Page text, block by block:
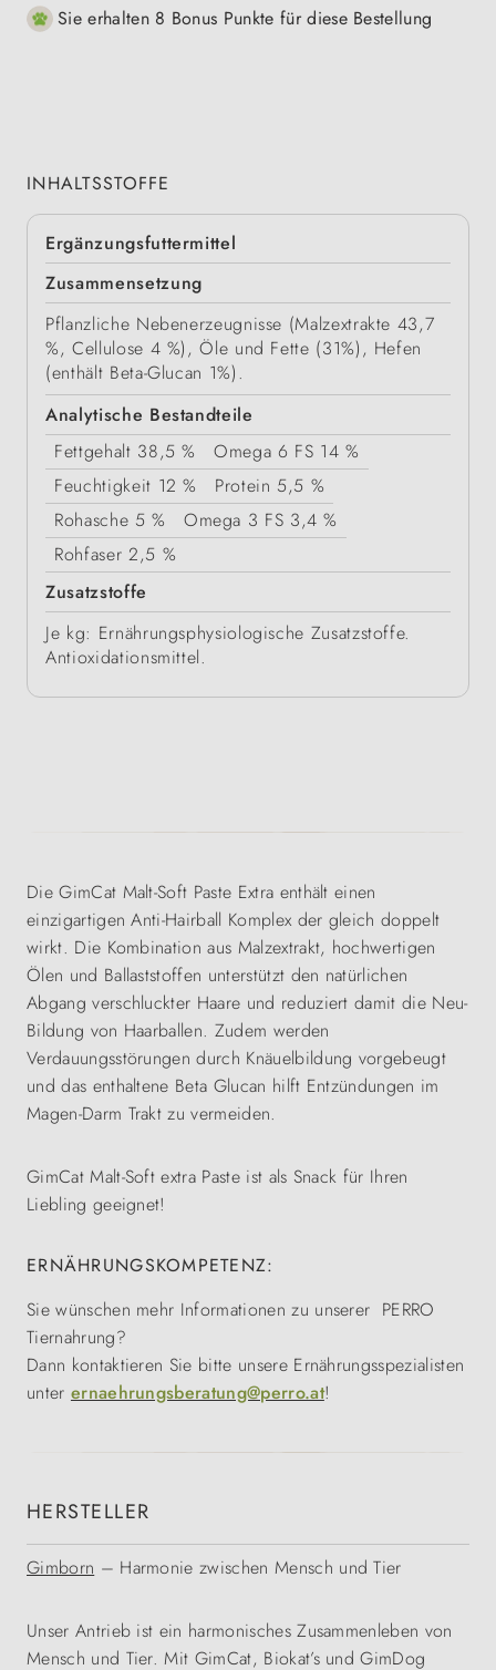
Sie erhalten 8 Bonus Punkte für diese Bestellung
INHALTSSTOFFE
Ergänzungsfuttermittel
Zusammensetzung
Pflanzliche Nebenerzeugnisse (Malzextrakte 43,7
%, Cellulose 4 %), Öle und Fette (31%), Hefen
(enthält Beta-Glucan 1%).
Analytische Bestandteile
Fettgehalt 38,5 % Omega 6 FS 14 %
Feuchtigkeit 12 % Protein 5,5 %
Rohasche 5 % Omega 3 FS 3,4 %
Rohfaser 2,5 %
Zusatzstoffe
Je kg: Ernährungsphysiologische Zusatzstoffe.
Antioxidationsmittel.
Die GimCat Malt-Soft Paste Extra enthält einen
einzigartigen Anti-Hairball Komplex der gleich doppelt
wirkt. Die Kombination aus Malzextrakt, hochwertigen
Ölen und Ballaststoffen unterstützt den natürlichen
Abgang verschluckter Haare und reduziert damit die Neu-
Bildung von Haarballen. Zudem werden
Verdauungsstörungen durch Knäuelbildung vorgebeugt
und das enthaltene Beta Glucan hilft Entzündungen im
Magen-Darm Trakt zu vermeiden.
GimCat Malt-Soft extra Paste ist als Snack für Ihren
Liebling geeignet!
ERNÄHRUNGSKOMPETENZ:
Sie wünschen mehr Informationen zu unserer PERRO
Tiernahrung?
Dann kontaktieren Sie bitte unsere Ernährungsspezialisten
unter ernaehrungsberatung@perro.at!
HERSTELLER
Gimborn – Harmonie zwischen Mensch und Tier
Unser Antrieb ist ein harmonisches Zusammenleben von
Mensch und Tier. Mit GimCat, Biokat’s und GimDog